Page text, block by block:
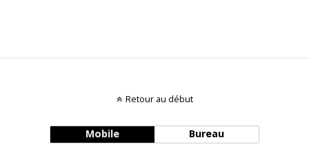
Retour au début
Mobile Bureau